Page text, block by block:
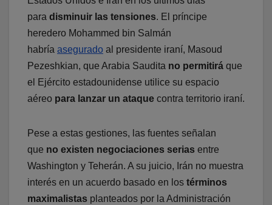
para disminuir las tensiones. El príncipe
heredero Mohammed bin Salmán
habría asegurado al presidente iraní, Masoud
Pezeshkian, que Arabia Saudita no permitirá que
el Ejército estadounidense utilice su espacio
aéreo para lanzar un ataque contra territorio iraní.
Pese a estas gestiones, las fuentes señalan
que no existen negociaciones serias entre
Washington y Teherán. A su juicio, Irán no muestra
interés en un acuerdo basado en los términos
maximalistas planteados por la Administración